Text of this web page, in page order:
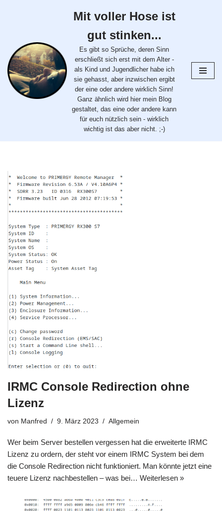
springen
Mit voller Hose ist
gut stinken...
Es gibt so Sprüche, deren Sinn
erschließt sich erst mit dem Alter -
als Kind und Jugendlicher habe ich
sie gehasst, aber inzwischen ergibt
der eine oder andere wirklich Sinn!
Ganz ähnlich wird hier mein Blog
gestaltet, das eine oder andere kann
für euch nützlich sein - wirklich
wichtig ist das aber nicht. ;-)
IRMC Console Redirection ohne
Lizenz
von Manfred 9. März 2023 Allgemein
Wer beim Server bestellen vergessen hat die erweiterte IRMC
Lizenz zu ordern, der steht vor einem IRMC System bei dem
die Console Redirection nicht funktioniert. Man könnte jetzt eine
teuere Lizenz nachbestellen – was bei… Weiterlesen »